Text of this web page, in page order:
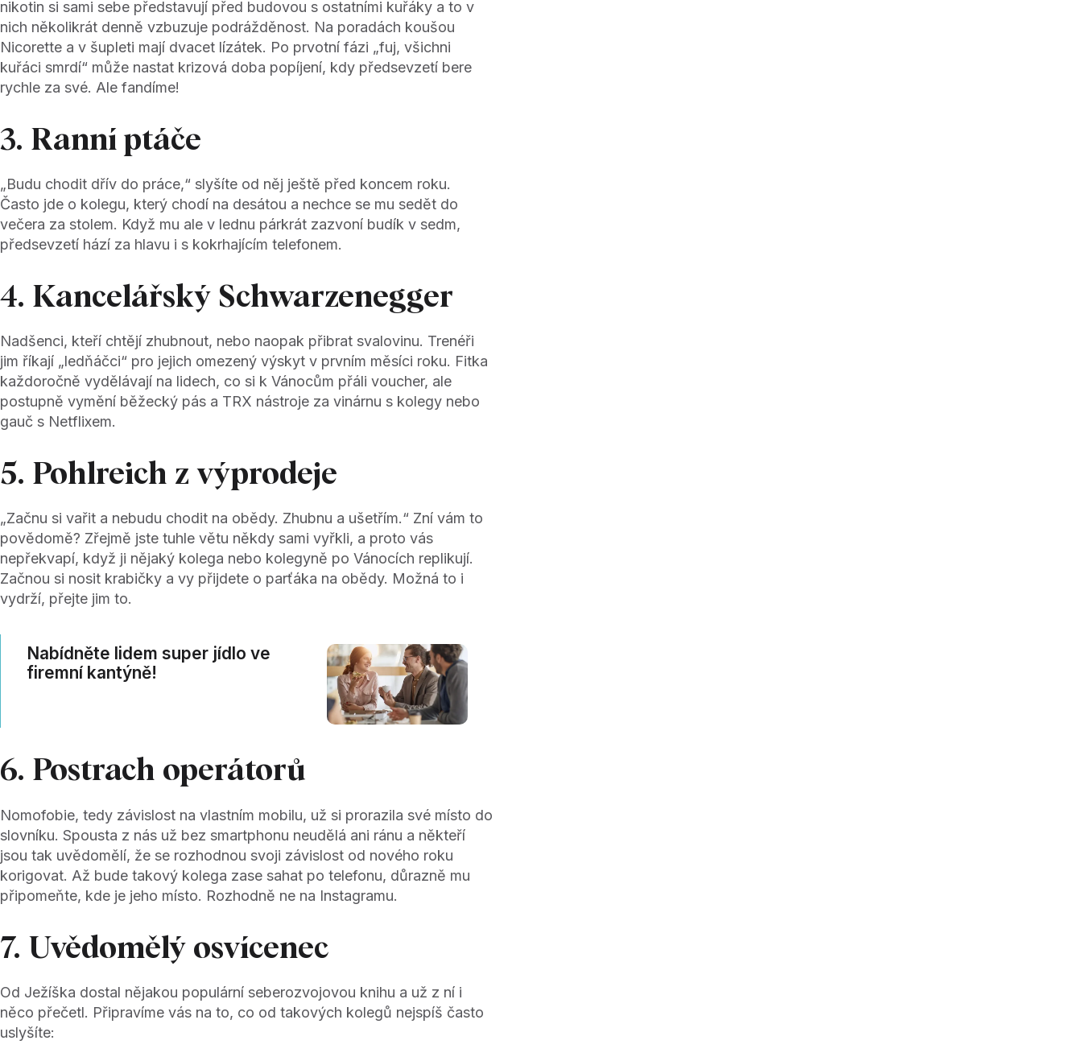
nikotin si sami sebe představují před budovou s ostatními kuřáky a to v
nich několikrát denně vzbuzuje podrážděnost. Na poradách koušou
Nicorette a v šupleti mají dvacet lízátek. Po prvotní fázi „fuj, všichni
kuřáci smrdí“ může nastat krizová doba popíjení, kdy předsevzetí bere
rychle za své. Ale fandíme!
3. Ranní ptáče
„Budu chodit dřív do práce,“ slyšíte od něj ještě před koncem roku.
Často jde o kolegu, který chodí na desátou a nechce se mu sedět do
večera za stolem. Když mu ale v lednu párkrát zazvoní budík v sedm,
předsevzetí hází za hlavu i s kokrhajícím telefonem.
4. Kancelářský Schwarzenegger
Nadšenci, kteří chtějí zhubnout, nebo naopak přibrat svalovinu. Trenéři
jim říkají „ledňáčci“ pro jejich omezený výskyt v prvním měsíci roku. Fitka
každoročně vydělávají na lidech, co si k Vánocům přáli voucher, ale
postupně vymění běžecký pás a TRX nástroje za vinárnu s kolegy nebo
gauč s Netflixem.
5. Pohlreich z výprodeje
„Začnu si vařit a nebudu chodit na obědy. Zhubnu a ušetřím.“ Zní vám to
povědomě? Zřejmě jste tuhle větu někdy sami vyřkli, a proto vás
nepřekvapí, když ji nějaký kolega nebo kolegyně po Vánocích replikují.
Začnou si nosit krabičky a vy přijdete o parťáka na obědy. Možná to i
vydrží, přejte jim to.
Nabídněte lidem super jídlo ve
firemní kantýně!
6. Postrach operátorů
Nomofobie, tedy závislost na vlastním mobilu, už si prorazila své místo do
slovníku. Spousta z nás už bez smartphonu neudělá ani ránu a někteří
jsou tak uvědomělí, že se rozhodnou svoji závislost od nového roku
korigovat. Až bude takový kolega zase sahat po telefonu, důrazně mu
připomeňte, kde je jeho místo. Rozhodně ne na Instagramu.
7. Uvědomělý osvícenec
Od Ježíška dostal nějakou populární seberozvojovou knihu a už z ní i
něco přečetl. Připravíme vás na to, co od takových kolegů nejspíš často
uslyšíte: